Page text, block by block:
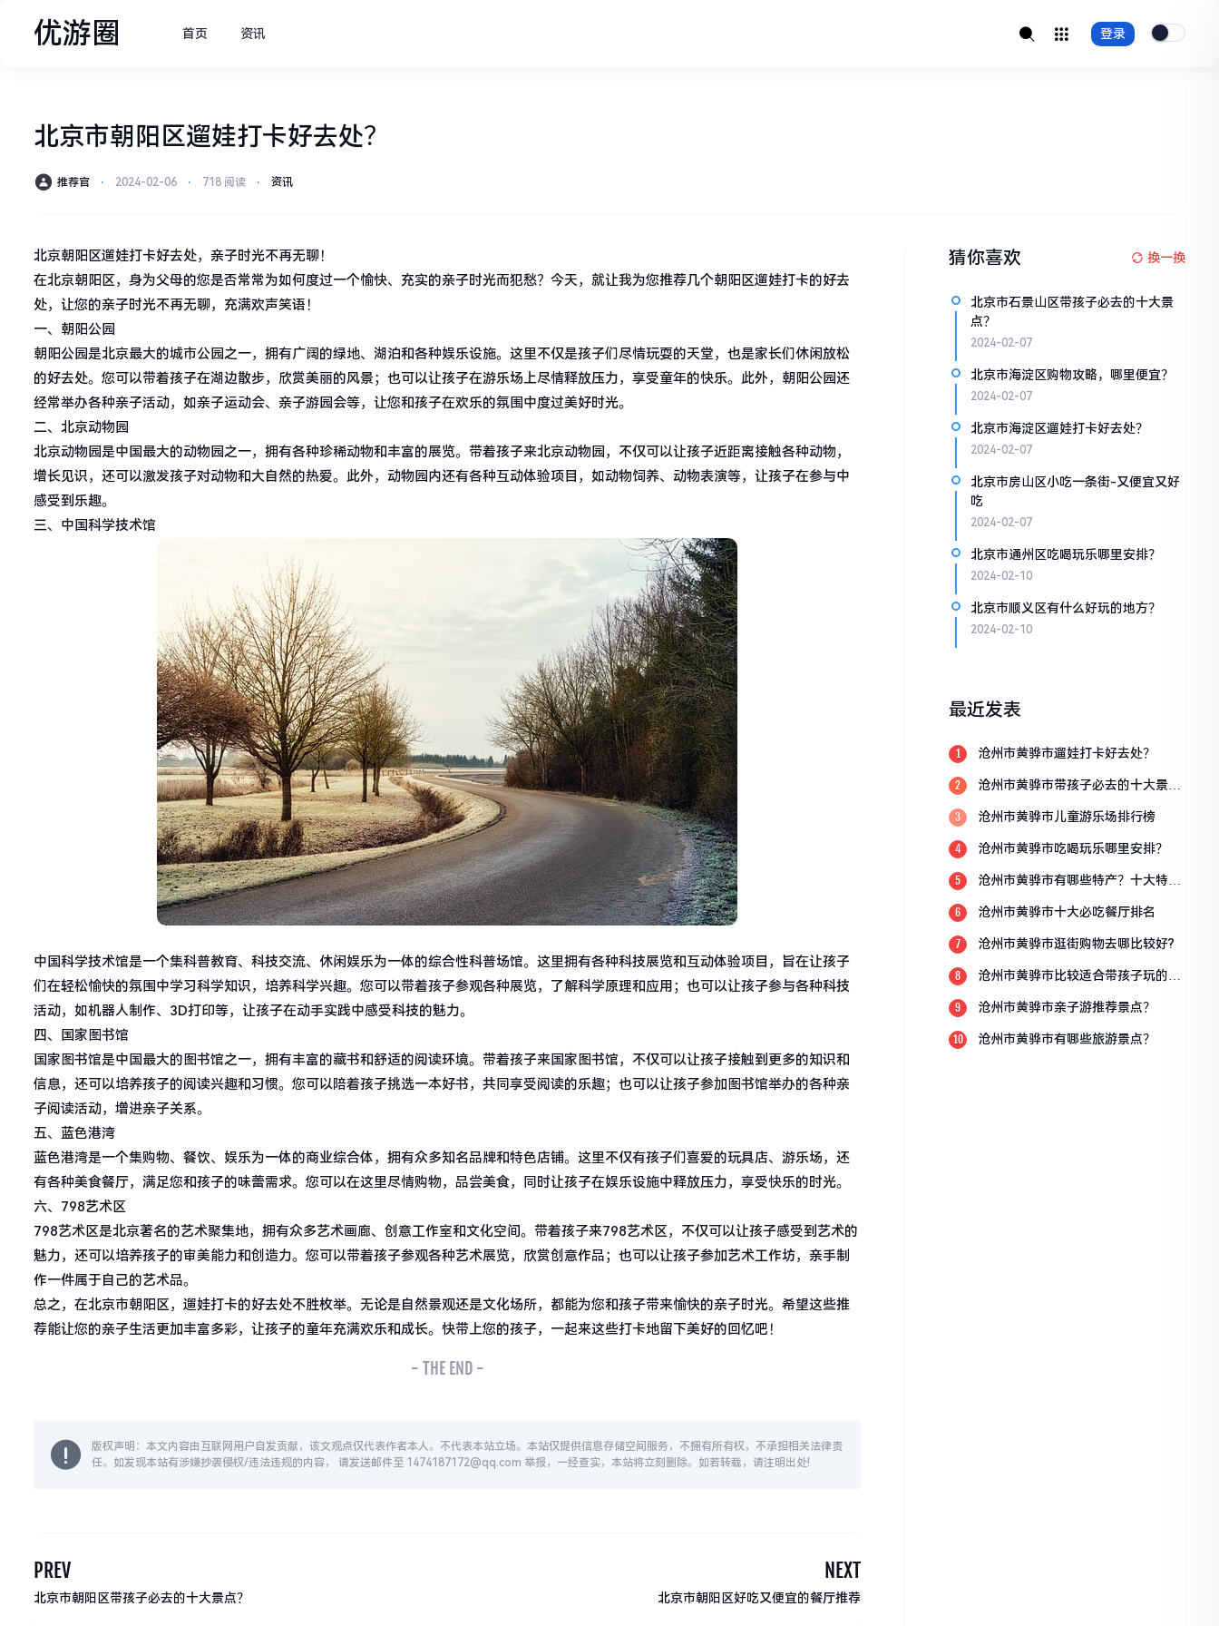
优游圈 首页 资讯 登录
北京市朝阳区遛娃打卡好去处？
推荐官 ⋅ 2024-02-06 ⋅ 718 阅读 ⋅ 资讯
北京朝阳区遛娃打卡好去处，亲子时光不再无聊！
在北京朝阳区，身为父母的您是否常常为如何度过一个愉快、充实的亲子时光而犯愁？今天，就让我为您推荐几个朝阳区遛娃打卡的好去
处，让您的亲子时光不再无聊，充满欢声笑语！
一、朝阳公园
朝阳公园是北京最大的城市公园之一，拥有广阔的绿地、湖泊和各种娱乐设施。这里不仅是孩子们尽情玩耍的天堂，也是家长们休闲放松
的好去处。您可以带着孩子在湖边散步，欣赏美丽的风景；也可以让孩子在游乐场上尽情释放压力，享受童年的快乐。此外，朝阳公园还
经常举办各种亲子活动，如亲子运动会、亲子游园会等，让您和孩子在欢乐的氛围中度过美好时光。
二、北京动物园
北京动物园是中国最大的动物园之一，拥有各种珍稀动物和丰富的展览。带着孩子来北京动物园，不仅可以让孩子近距离接触各种动物，
增长见识，还可以激发孩子对动物和大自然的热爱。此外，动物园内还有各种互动体验项目，如动物饲养、动物表演等，让孩子在参与中
感受到乐趣。
三、中国科学技术馆
中国科学技术馆是一个集科普教育、科技交流、休闲娱乐为一体的综合性科普场馆。这里拥有各种科技展览和互动体验项目，旨在让孩子
们在轻松愉快的氛围中学习科学知识，培养科学兴趣。您可以带着孩子参观各种展览，了解科学原理和应用；也可以让孩子参与各种科技
活动，如机器人制作、3D打印等，让孩子在动手实践中感受科技的魅力。
四、国家图书馆
国家图书馆是中国最大的图书馆之一，拥有丰富的藏书和舒适的阅读环境。带着孩子来国家图书馆，不仅可以让孩子接触到更多的知识和
信息，还可以培养孩子的阅读兴趣和习惯。您可以陪着孩子挑选一本好书，共同享受阅读的乐趣；也可以让孩子参加图书馆举办的各种亲
子阅读活动，增进亲子关系。
五、蓝色港湾
蓝色港湾是一个集购物、餐饮、娱乐为一体的商业综合体，拥有众多知名品牌和特色店铺。这里不仅有孩子们喜爱的玩具店、游乐场，还
有各种美食餐厅，满足您和孩子的味蕾需求。您可以在这里尽情购物，品尝美食，同时让孩子在娱乐设施中释放压力，享受快乐的时光。
六、798艺术区
798艺术区是北京著名的艺术聚集地，拥有众多艺术画廊、创意工作室和文化空间。带着孩子来798艺术区，不仅可以让孩子感受到艺术的
魅力，还可以培养孩子的审美能力和创造力。您可以带着孩子参观各种艺术展览，欣赏创意作品；也可以让孩子参加艺术工作坊，亲手制
作一件属于自己的艺术品。
总之，在北京市朝阳区，遛娃打卡的好去处不胜枚举。无论是自然景观还是文化场所，都能为您和孩子带来愉快的亲子时光。希望这些推
荐能让您的亲子生活更加丰富多彩，让孩子的童年充满欢乐和成长。快带上您的孩子，一起来这些打卡地留下美好的回忆吧！
- THE END -
版权声明：本文内容由互联网用户自发贡献，该文观点仅代表作者本人。不代表本站立场。本站仅提供信息存储空间服务，不拥有所有权，不承担相关法律责
任。如发现本站有涉嫌抄袭侵权/违法违规的内容， 请发送邮件至 1474187172@qq.com 举报，一经查实，本站将立刻删除。如若转载，请注明出处!
PREV
北京市朝阳区带孩子必去的十大景点？
NEXT
北京市朝阳区好吃又便宜的餐厅推荐
猜你喜欢 换一换
北京市石景山区带孩子必去的十大景
点？
2024-02-07
北京市海淀区购物攻略，哪里便宜？
2024-02-07
北京市海淀区遛娃打卡好去处？
2024-02-07
北京市房山区小吃一条街-又便宜又好
吃
2024-02-07
北京市通州区吃喝玩乐哪里安排？
2024-02-10
北京市顺义区有什么好玩的地方？
2024-02-10
最近发表
1 沧州市黄骅市遛娃打卡好去处？
2
沧州市黄骅市带孩子必去的十大景
3 沧州市黄骅市儿童游乐场排行榜
4 沧州市黄骅市吃喝玩乐哪里安排？
5
沧州市黄骅市有哪些特产？十大特产
6 沧州市黄骅市十大必吃餐厅排名
7 沧州市黄骅市逛街购物去哪比较好?
8
沧州市黄骅市比较适合带孩子玩的地
9 沧州市黄骅市亲子游推荐景点？
10 沧州市黄骅市有哪些旅游景点？